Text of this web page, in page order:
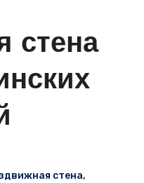
стена
стена,